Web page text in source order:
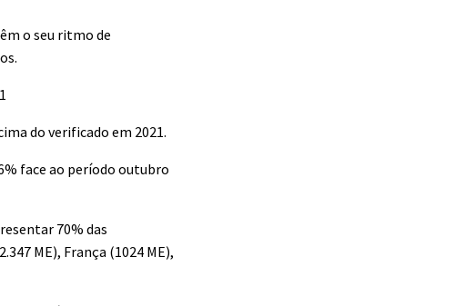
o seu ritmo de
do verificado em 2021.
face ao período outubro
70% das
ME), França (1024 ME),